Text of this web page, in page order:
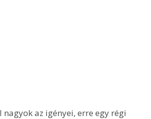
az igényei, erre egy régi